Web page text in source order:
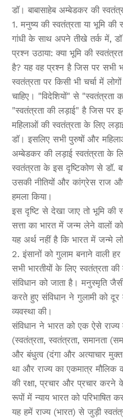
डॉ। बाबासाहेब अम्बेडकर की
1. मनुष्य की स्वतंत्रता या भूमि की
गांधी के साथ अपने तीखे तर्क में,
प्रश्न उठाया: क्या भूमि की
है? यह वह प्रश्न है जिस पर सभी
स्वतंत्रता पर किसी भी चर्चा में
चाहिए। "विदेशियों" से
"स्वतंत्रता की लड़ाई" है जिस पर
महिलाओं की स्वतंत्रता के लिए
डॉ। इसलिए सभी पुरुषों और
अम्बेडकर की लड़ाई स्वतंत्रता के
स्वतंत्रता के इस दृष्टिकोण से डॉ.
उसकी नीतियों और कांग्रेस राज
हमला किया।
इस दृष्टि से देखा जाए तो भूमि की
सत्ता का भारत में जन्म लेने वालों
यह अर्थ नहीं है कि भारत में जन्मे
2. इंसानों को गुलाम बनाने वाली
सभी भारतीयों के लिए स्वतंत्रता
संविधान को जाता है। मनुस्मृति
करते हुए संविधान ने गुलामी को
व्यवस्था की।
संविधान ने भारत को एक ऐसे
(स्वतंत्रता, स्वतंत्रता, समानता
और बंधुत्व (दंगा और अत्याचार मुक्त
था और राज्य का एकमात्र मौलिक
की रक्षा, प्रचार और प्रचार
रूपों में न्याय भारत को परिभाषित
यह हमें राज्य (भारत) से जुड़ी